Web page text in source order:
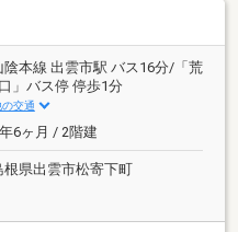
陰本線 出雲市駅 バス16分/「荒
」バス停 停歩1分
の交通
6ヶ月 / 2階建
根県出雲市松寄下町